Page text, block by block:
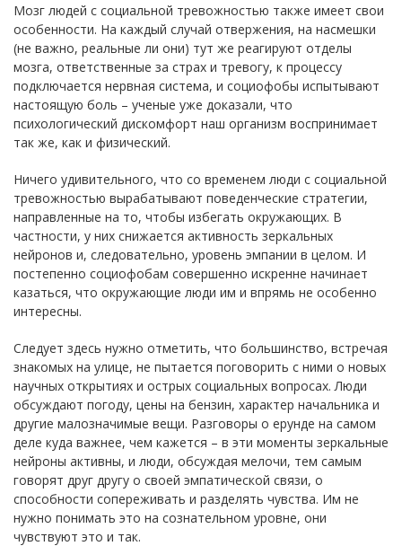
Мозг людей с социальной тревожностью также имеет свои
особенности. На каждый случай отвержения, на насмешки
(не важно, реальные ли они) тут же реагируют отделы
мозга, ответственные за страх и тревогу, к процессу
подключается нервная система, и социофобы испытывают
настоящую боль – ученые уже доказали, что
психологический дискомфорт наш организм воспринимает
так же, как и физический.
Ничего удивительного, что со временем люди с социальной
тревожностью вырабатывают поведенческие стратегии,
направленные на то, чтобы избегать окружающих. В
частности, у них cнижается активность зеркальных
нейронов и, следовательно, уровень эмпании в целом. И
постепенно социофобам совершенно искренне начинает
казаться, что окружающие люди им и впрямь не особенно
интересны.
Следует здесь нужно отметить, что большинство, встречая
знакомых на улице, не пытается поговорить с ними о новых
научных открытиях и острых социальных вопросах. Люди
обсуждают погоду, цены на бензин, характер начальника и
другие малозначимые вещи. Разговоры о ерунде на самом
деле куда важнее, чем кажется – в эти моменты зеркальные
нейроны активны, и люди, обсуждая мелочи, тем самым
говорят друг другу о своей эмпатической связи, о
способности сопереживать и разделять чувства. Им не
нужно понимать это на сознательном уровне, они
чувствуют это и так.